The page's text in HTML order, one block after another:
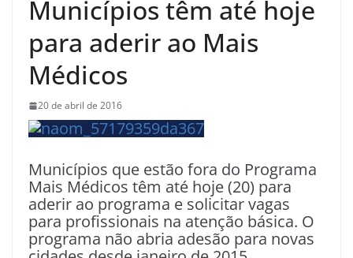
Municípios têm até hoje
para aderir ao Mais
Médicos
20 de abril de 2016
Municípios que estão fora do Programa
Mais Médicos têm até hoje (20) para
aderir ao programa e solicitar vagas
para profissionais na atenção básica. O
programa não abria adesão para novas